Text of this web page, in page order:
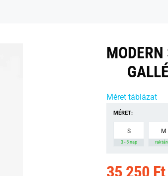
Méret táblázat
MÉRET:
S
3 - 5 nap
M
35 250 Ft